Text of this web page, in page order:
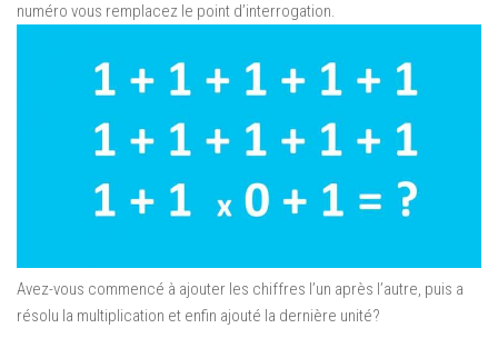
numéro vous remplacez le point d’interrogation.
Avez-vous commencé à ajouter les chiffres l’un après l’autre, puis a
résolu la multiplication et enfin ajouté la dernière unité?